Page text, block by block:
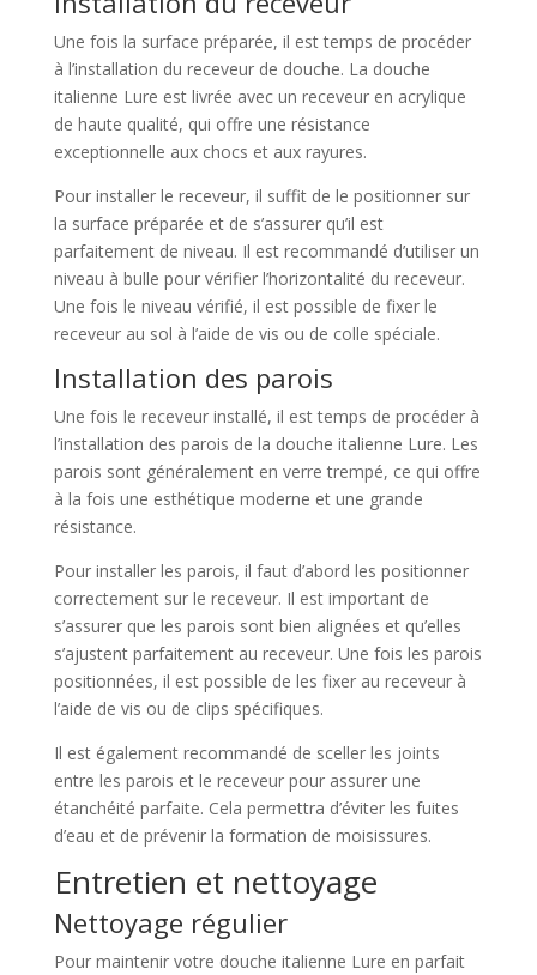
Une fois la surface préparée, il est temps de procéder
à l’installation du receveur de douche. La douche
italienne Lure est livrée avec un receveur en acrylique
de haute qualité, qui offre une résistance
exceptionnelle aux chocs et aux rayures.
Pour installer le receveur, il suffit de le positionner sur
la surface préparée et de s’assurer qu’il est
parfaitement de niveau. Il est recommandé d’utiliser un
niveau à bulle pour vérifier l’horizontalité du receveur.
Une fois le niveau vérifié, il est possible de fixer le
receveur au sol à l’aide de vis ou de colle spéciale.
Installation des parois
Une fois le receveur installé, il est temps de procéder à
l’installation des parois de la douche italienne Lure. Les
parois sont généralement en verre trempé, ce qui offre
à la fois une esthétique moderne et une grande
résistance.
Pour installer les parois, il faut d’abord les positionner
correctement sur le receveur. Il est important de
s’assurer que les parois sont bien alignées et qu’elles
s’ajustent parfaitement au receveur. Une fois les parois
positionnées, il est possible de les fixer au receveur à
l’aide de vis ou de clips spécifiques.
Il est également recommandé de sceller les joints
entre les parois et le receveur pour assurer une
étanchéité parfaite. Cela permettra d’éviter les fuites
d’eau et de prévenir la formation de moisissures.
Entretien et nettoyage
Nettoyage régulier
Pour maintenir votre douche italienne Lure en parfait